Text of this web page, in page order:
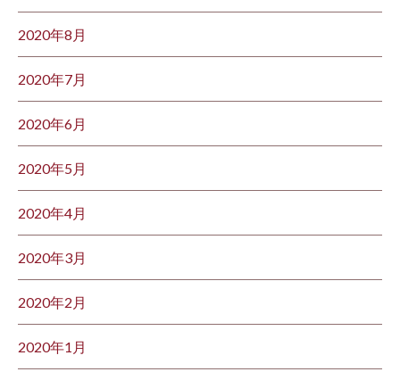
2020年8月
2020年7月
2020年6月
2020年5月
2020年4月
2020年3月
2020年2月
2020年1月